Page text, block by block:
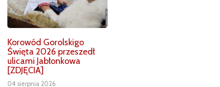
Korowód Gorolskigo
Święta 2026 przeszedł
ulicami Jabłonkowa
[ZDJĘCIA]
04 sierpnia 2026